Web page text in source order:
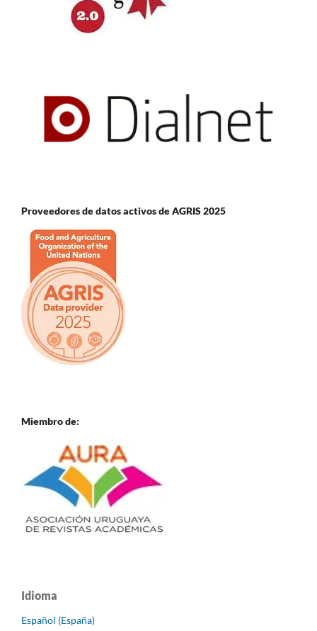
Proveedores de datos activos de AGRIS 2025
Miembro de:
Idioma
Español (España)